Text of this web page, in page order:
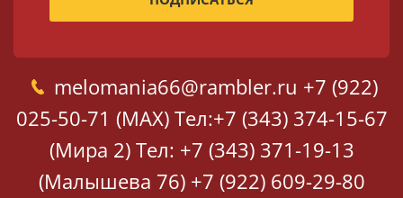
melomania66@rambler.ru +7 (922)
025-50-71 (MAX) Тел:+7 (343) 374-15-67
(Мира 2) Тел: +7 (343) 371-19-13
(Малышева 76) +7 (922) 609-29-80